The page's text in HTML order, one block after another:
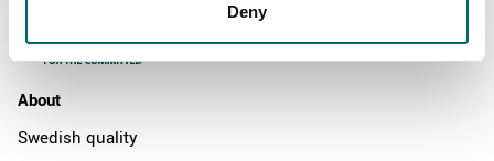
Deny
About
Swedish quality